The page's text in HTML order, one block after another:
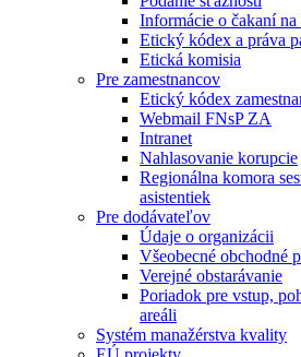
Informácie o čakaní na
Etický kódex a práva
Etická komisia
Pre zamestnancov
Etický kódex
Webmail FNsP ZA
Intranet
Nahlasovanie korupcie
Regionálna komora
asistentiek
Pre dodávateľov
Údaje o organizácii
Všeobecné obchodné
Verejné obstarávanie
Poriadok pre vstup,
areáli
Systém manažérstva kvality